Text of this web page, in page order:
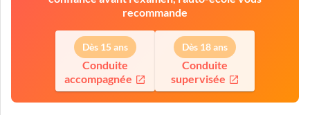
recommande
Dès 15 ans
Conduite
accompagnée
Dès 18 ans
Conduite
supervisée